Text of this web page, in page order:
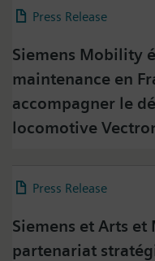
Press Release
Siemens Mobility
maintenance en
accompagner le
locomotive
Press Release
Siemens et Arts
partenariat